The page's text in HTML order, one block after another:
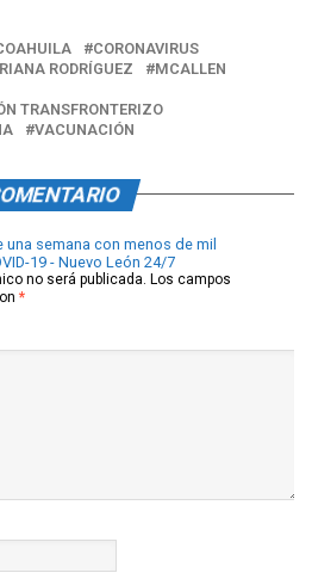
CORONAVIRUS
RODRÍGUEZ
MCALLEN
TRANSFRONTERIZO
VACUNACIÓN
una semana con menos de mil
19 - Nuevo León 24/7
no será publicada. Los campos
*